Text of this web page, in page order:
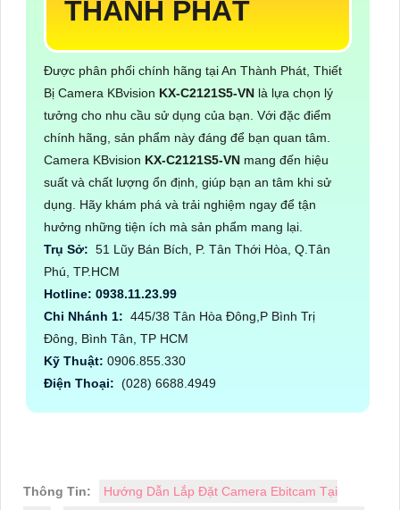
THÀNH PHÁT
Được phân phối chính hãng tại An Thành Phát, Thiết
Bị Camera KBvision KX-C2121S5-VN là lựa chọn lý
tưởng cho nhu cầu sử dụng của bạn. Với đặc điểm
chính hãng, sản phẩm này đáng để bạn quan tâm.
Camera KBvision KX-C2121S5-VN mang đến hiệu
suất và chất lượng ổn định, giúp bạn an tâm khi sử
dụng. Hãy khám phá và trải nghiệm ngay để tận
hưởng những tiện ích mà sản phẩm mang lại.
Trụ Sở: 51 Lũy Bán Bích, P. Tân Thới Hòa, Q.Tân
Phú, TP.HCM
Hotline: 0938.11.23.99
Chi Nhánh 1: 445/38 Tân Hòa Đông,P Bình Trị
Đông, Bình Tân, TP HCM
Kỹ Thuật: 0906.855.330
Điện Thoại: (028) 6688.4949
Thông Tin:
Hướng Dẫn Lắp Đặt Camera Ebitcam Tại